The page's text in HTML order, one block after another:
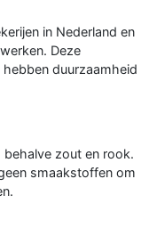
in Nederland en
Deze
duurzaamheid
zout en rook.
smaakstoffen om